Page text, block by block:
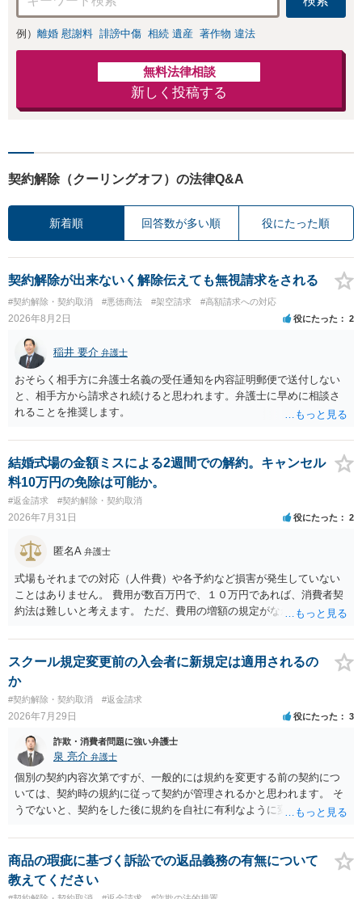
例） 離婚 慰謝料 誹謗中傷 相続 遺産 著作物 違法
無料法律相談
新しく投稿する
契約解除（クーリングオフ）の法律Q&A
新着順 回答数が多い順 役にたった順
契約解除が出来ないく解除伝えても無視請求をされる
#契約解除・契約取消 #悪徳商法 #架空請求 #高額請求への対応
2026年8月2日 役にたった 2
稲井 要介 弁護士
おそらく相手方に弁護士名義の受任通知を内容証明郵便で送付しない
と、相手方から請求され続けると思われます。弁護士に早めに相談さ
れることを推奨します。
結婚式場の金額ミスによる2週間での解約。キャンセル
料10万円の免除は可能か。
#返金請求 #契約解除・契約取消
2026年7月31日 役にたった 2
匿名A 弁護士
式場もそれまでの対応（人件費）や各予約など損害が発生していない
ことはありません。 費用が数百万円で、１０万円であれば、消費者契
約法は難しいと考えます。 ただ、費用の増額の規定がなかったのに増
ということになり、解約するのは理由がないことになります。
スクール規定変更前の入会者に新規定は適用されるの
か
#契約解除・契約取消 #返金請求
2026年7月29日 役にたった 3
詐欺・消費者問題に強い弁護士
泉 亮介 弁護士
個別の契約内容次第ですが、一般的には規約を変更する前の契約につ
いては、契約時の規約に従って契約が管理されるかと思われます。 そ
うでないと、契約をした後に規約を自社に有利なように変更し、それ
る場合があるかと思われます。
商品の瑕疵に基づく訴訟での返品義務の有無について
教えてください